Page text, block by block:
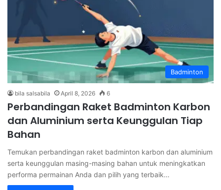
Badminton
bila salsabila April 8, 2026 6
Perbandingan Raket Badminton Karbon
dan Aluminium serta Keunggulan Tiap
Bahan
Temukan perbandingan raket badminton karbon dan aluminium
serta keunggulan masing-masing bahan untuk meningkatkan
performa permainan Anda dan pilih yang terbaik…